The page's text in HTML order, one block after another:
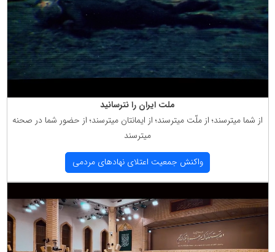
ملت ایران را نترسانید
از شما میترسند؛ از ملّت میترسند؛ از ایمانتان میترسند؛ از حضور شما در صحنه
میترسند
واكنش جمعیت اعتلای نهادهای مردمی